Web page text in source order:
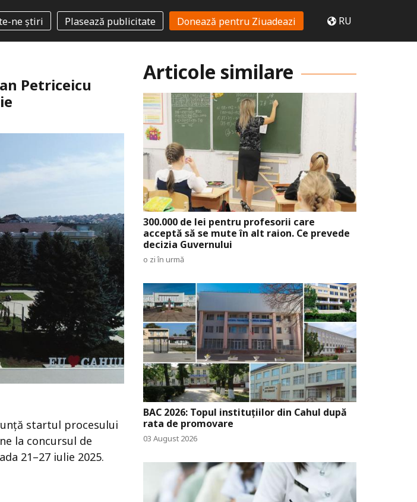
ne știri Plasează publicitate Donează pentru Ziuadeazi RU
Petriceicu
startul procesului
la concursul de
21–27 iulie 2025.
Articole similare
300.000 de lei pentru profesorii care
acceptă să se mute în alt raion. Ce prevede
decizia Guvernului
o zi în urmă
BAC 2026: Topul instituțiilor din Cahul după
rata de promovare
03 August 2026